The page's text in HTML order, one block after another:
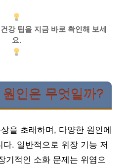
강 팁을 지금 바로 확인해 보세
요.
인은 무엇일까?
을 초래하며, 다양한 원인에
. 일반적으로 위장 기능 저
기적인 소화 문제는 위염으